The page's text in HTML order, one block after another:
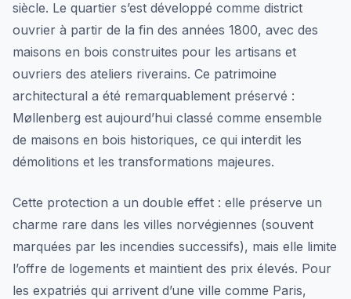
siècle. Le quartier s’est développé comme district
ouvrier à partir de la fin des années 1800, avec des
maisons en bois construites pour les artisans et
ouvriers des ateliers riverains. Ce patrimoine
architectural a été remarquablement préservé :
Møllenberg est aujourd’hui classé comme ensemble
de maisons en bois historiques, ce qui interdit les
démolitions et les transformations majeures.
Cette protection a un double effet : elle préserve un
charme rare dans les villes norvégiennes (souvent
marquées par les incendies successifs), mais elle limite
l’offre de logements et maintient des prix élevés. Pour
les expatriés qui arrivent d’une ville comme Paris,